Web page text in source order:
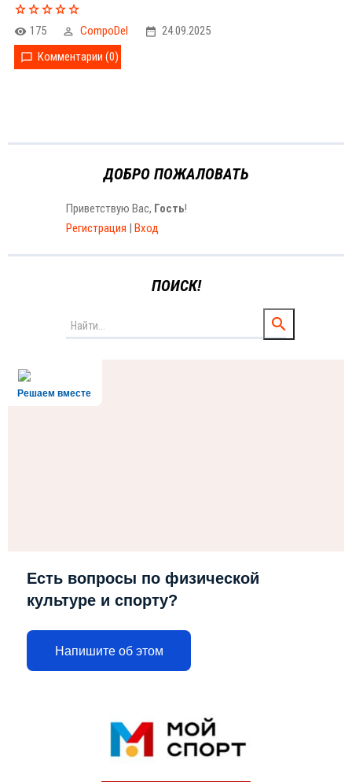
175 CompoDel
24.09.2025
Комментарии (0)
ДОБРО ПОЖАЛОВАТЬ
Приветствую Вас, Гость!
Регистрация | Вход
ПОИСК!
Решаем вместе
Есть вопросы по физической
культуре и спорту?
Напишите об этом